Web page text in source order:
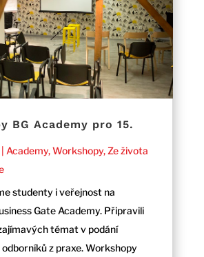
BG Academy pro 15.
Academy,Workshopy,Ze života
studenty i veřejnost na
Gate Academy. Připravili
témat v podání
z praxe. Workshopy